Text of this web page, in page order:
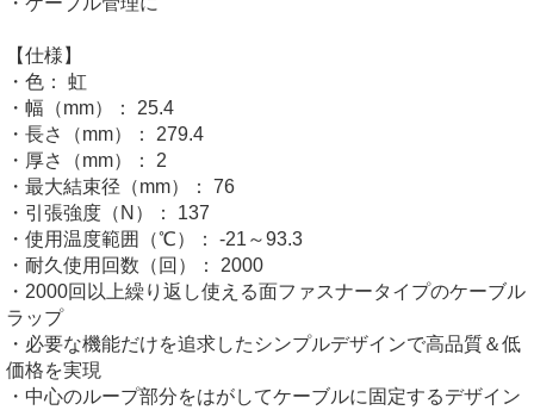
【仕様】
・色： 虹
・幅（mm）： 25.4
・長さ（mm）： 279.4
・厚さ（mm）： 2
・最大結束径（mm）： 76
・引張強度（N）： 137
・使用温度範囲（℃）： -21～93.3
・耐久使用回数（回）： 2000
・2000回以上繰り返し使える面ファスナータイプのケーブル
ラップ
・必要な機能だけを追求したシンプルデザインで高品質＆低
価格を実現
・中心のループ部分をはがしてケーブルに固定するデザイン